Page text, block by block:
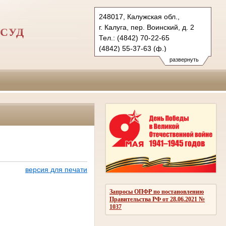
развернуть
248017, Калужская обл.,
г. Калуга, пер. Воинский, д. 2
Тел.: (4842) 70-22-65
(4842) 55-37-63 (ф.)
kgvs.klg@sudrf.ru
Запросы ОПФР по постановлению
Правительства РФ от 28.06.2021 №
1037
версия для печати